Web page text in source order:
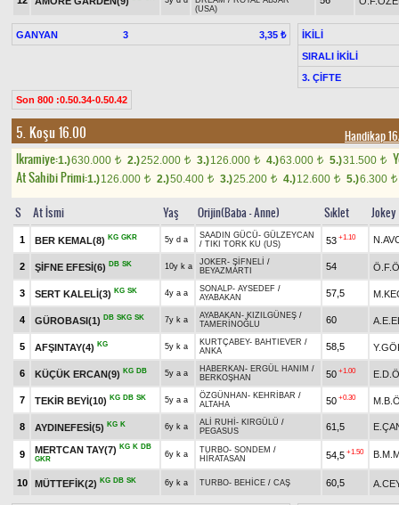
(USA)
GANYAN 3 3,35 ₺
İKİLİ
SIRALI İKİLİ
3. ÇİFTE
Son 800 :0.50.34-0.50.42
5. Koşu 16.00 Handikap
Ikramiye:1.)630.000 t 2.)252.000 t 3.)126.000 t 4.)63.000 t 5.)31.500 t
At Sahibi Primi:1.)126.000 t 2.)50.400 t 3.)25.200 t 4.)12.600 t 5.)6.300 t
S At İsmi Yaş Orijin(Baba - Anne) Sıklet Jokey
1 BER KEMAL(8) KG GKR 5y d a SAADIN GÜCÜ- GÜLZEYCAN
/ TIKI TORK KU (US) 53 +1.10
2 ŞİFNE EFESİ(6) DB SK 10y k a JOKER- ŞİFNELİ /
BEYAZMARTI
54
3 SERT KALELİ(3) KG SK 4y a a SONALP- AYSEDEF /
AYABAKAN
57,5
4 GÜROBASI(1) DB SKG SK 7y k a AYABAKAN - KIZILGÜNEŞ /
TAMERİNOĞLU
60
5 AFŞINTAY(4) KG 5y k a KURTÇABEY- BAHTIEVER /
ANKA
58,5
6 KÜÇÜK ERCAN(9) KG DB 5y a a HABERKAN - ERGÜL HANIM /
BERKOŞHAN
50 +1.00
7 TEKİR BEYİ(10) KG DB SK 5y a a ÖZGÜNHAN - KEHRİBAR /
ALTAHA
50 +0.30
8 AYDINEFESİ(5) KG K 6y k a ALİ RUHİ - KIRGÜLÜ /
PEGASUS
61,5
9 MERTCAN TAY(7) KG K DB
GKR
6y k a TURBO- SONDEM /
HİRATASAN
54,5 +1.50
10 MÜTTEFİK(2) KG DB SK 6y k a TURBO- BEHİCE / CAŞ 60,5